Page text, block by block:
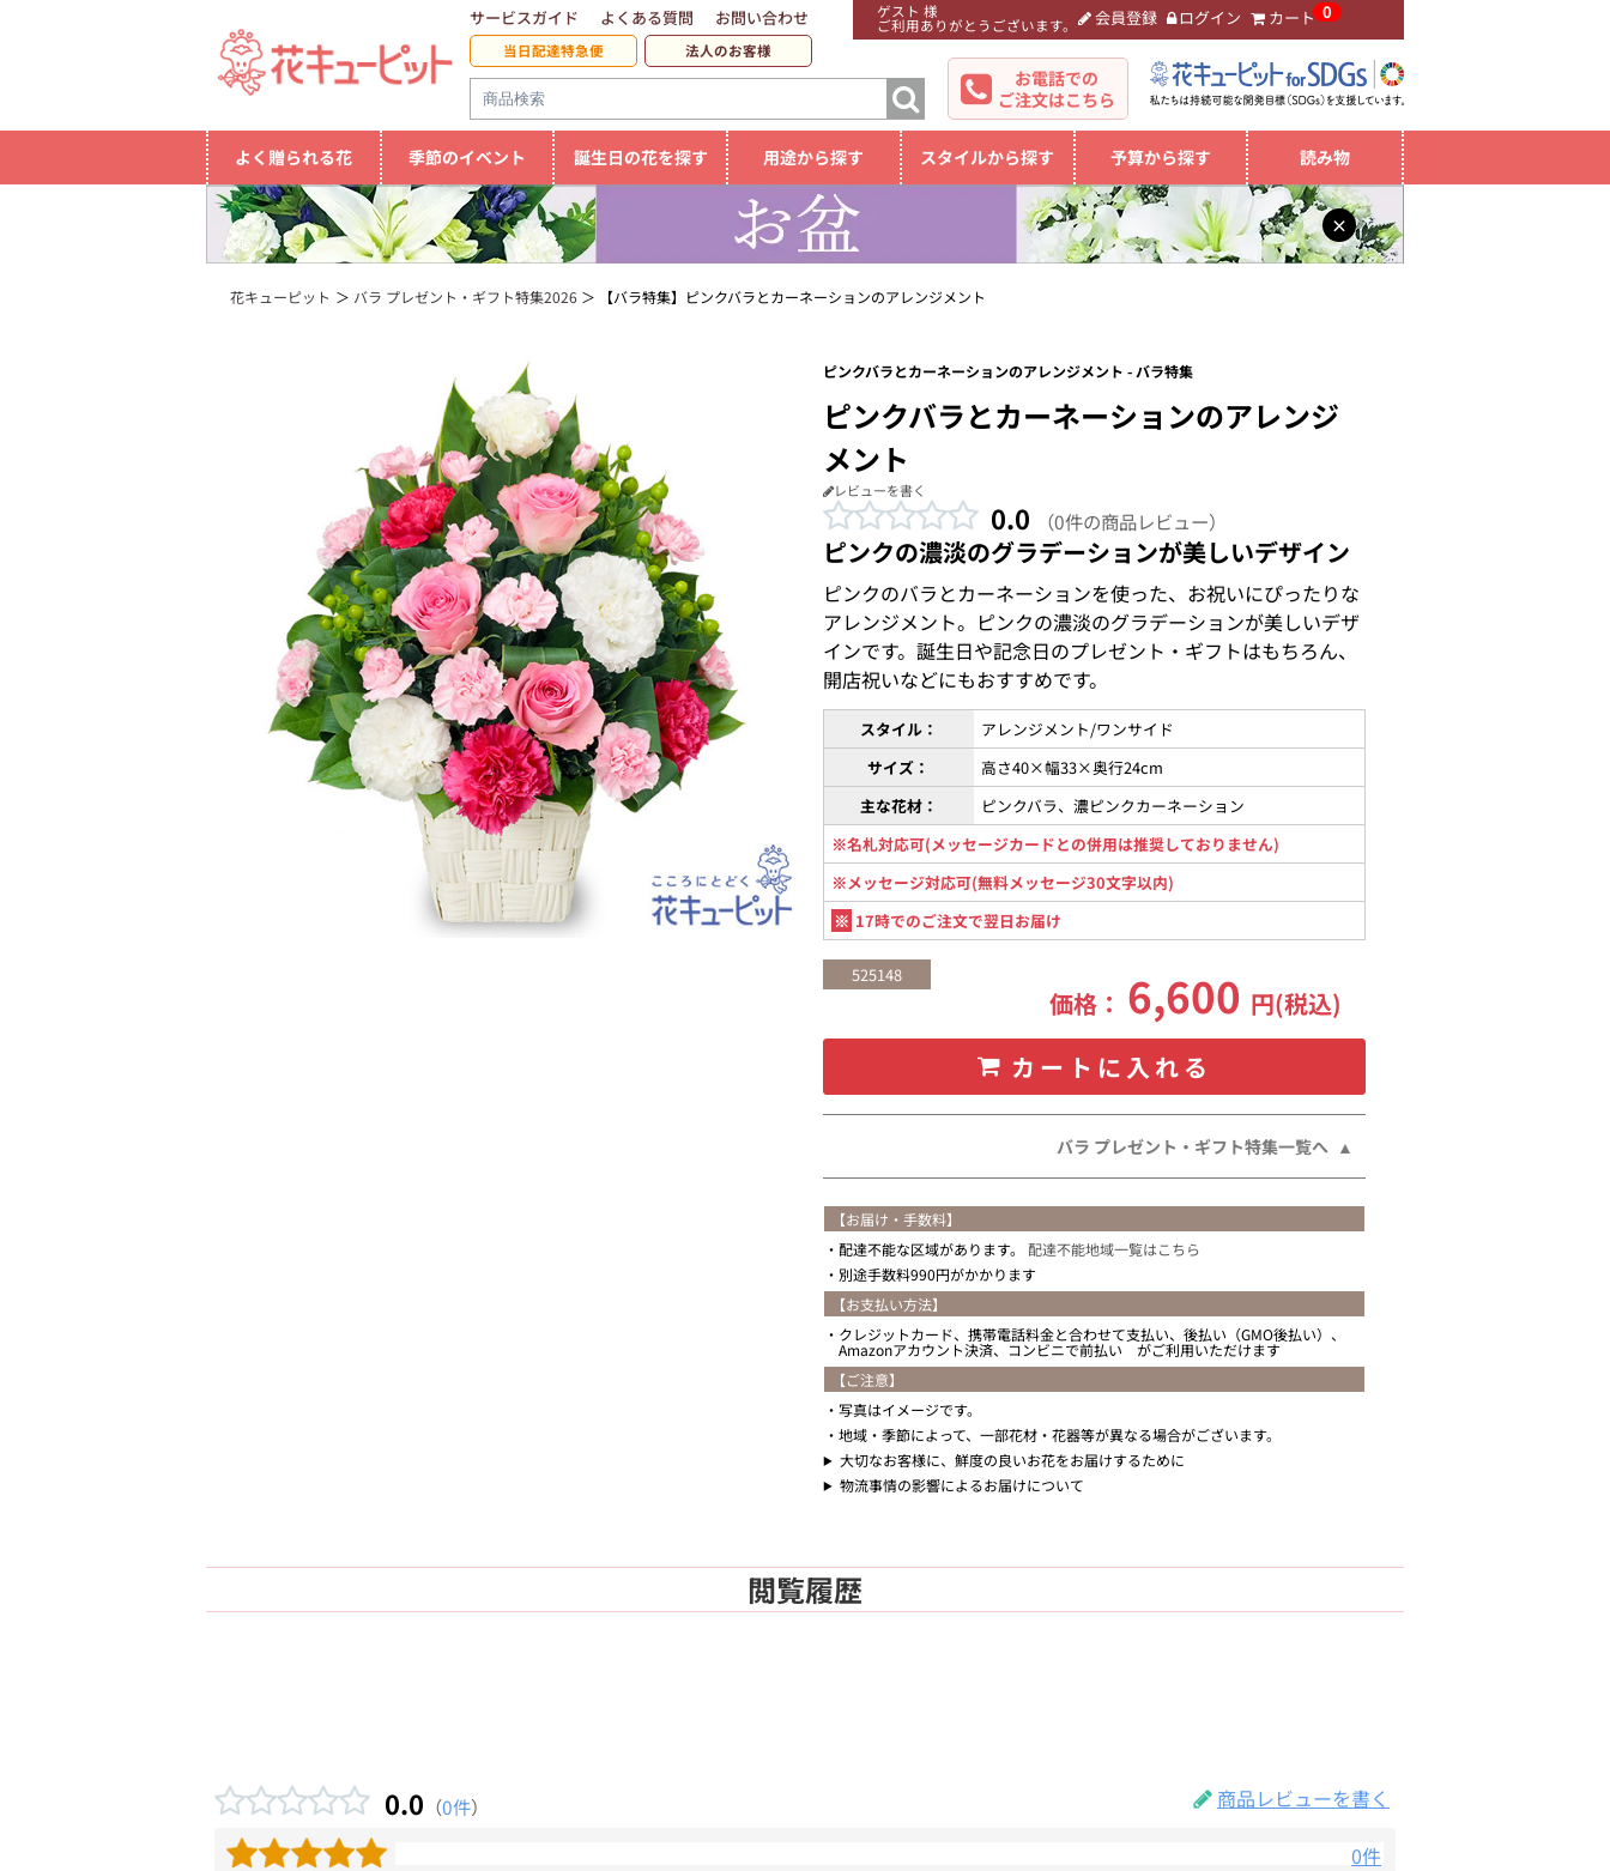
ゲスト 様
ご利用ありがとうございます。 会員登録 ログイン カート 0
サービスガイド よくある質問 お問い合わせ
当日配達特急便 法人のお客様
お電話での
ご注文はこちら
よく贈られる花 季節のイベント 誕生日の花を探す 用途から探す スタイルから探す 予算から探す 読み物
×
花キューピット バラ プレゼント・ギフト特集2026 【バラ特集】ピンクバラとカーネーションのアレンジメント
ピンクバラとカーネーションのアレンジメント - バラ特集
ピンクバラとカーネーションのアレンジ
メント
レビューを書く
0.0 （0件の商品レビュー）
ピンクの濃淡のグラデーションが美しいデザイン
ピンクのバラとカーネーションを使った、お祝いにぴったりな
アレンジメント。ピンクの濃淡のグラデーションが美しいデザ
インです。誕生日や記念日のプレゼント・ギフトはもちろん、
開店祝いなどにもおすすめです。
スタイル：
アレンジメント/ワンサイド
サイズ：
高さ40×幅33×奥行24cm
主な花材：
ピンクバラ、濃ピンクカーネーション
※名札対応可(メッセージカードとの併用は推奨しておりません)
※メッセージ対応可(無料メッセージ30文字以内)
※ 17時でのご注文で翌日お届け
525148
価格： 6,600 円(税込)
カートに入れる
バラ プレゼント・ギフト特集一覧へ
【お届け・手数料】
配達不能な区域があります。 配達不能地域一覧はこちら
別途手数料990円がかかります
【お支払い方法】
クレジットカード、携帯電話料金と合わせて支払い、後払い（GMO後払い）、
Amazonアカウント決済、コンビニで前払い がご利用いただけます
【ご注意】
写真はイメージです。
地域・季節によって、一部花材・花器等が異なる場合がございます。
大切なお客様に、鮮度の良いお花をお届けするために
物流事情の影響によるお届けについて
閲覧履歴
0.0 （0件）
商品レビューを書く
0件